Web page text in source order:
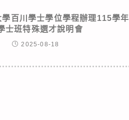
學百川學士學位學程辦理115學年
士班特殊選才說明會
2025-08-18